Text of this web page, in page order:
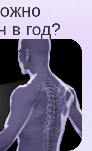
в год?